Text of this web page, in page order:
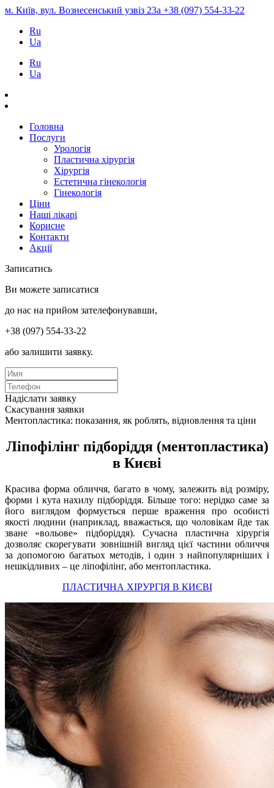
м. Київ, вул. Вознесенський узвіз 23а +38 (097) 554-33-22
Ru
Ua
Ru
Ua
Головна
Послуги
Урологія
Пластична хірургія
Хірургія
Естетична гінекологія
Гінекологія
Ціни
Наші лікарі
Корисне
Контакти
Акції
Записатись
Ви можете записатися
до нас на прийом зателефонувавши,
+38 (097) 554-33-22
або залишити заявку.
Надіслати заявку
Скасування заявки
Ментопластика: показання, як роблять, відновлення та ціни
Ліпофілінг підборіддя (ментопластика)
в Києві
Красива форма обличчя, багато в чому, залежить від розміру,
форми і кута нахилу підборіддя. Більше того: нерідко саме за
його виглядом формується перше враження про особисті
якості людини (наприклад, вважається, що чоловікам йде так
зване «вольове» підборіддя). Сучасна пластична хірургія
дозволяє скорегувати зовнішній вигляд цієї частини обличчя
за допомогою багатьох методів, і один з найпопулярніших і
нешкідливих – це ліпофілінг, або ментопластика.
ПЛАСТИЧНА ХІРУРГІЯ В КИЄВІ